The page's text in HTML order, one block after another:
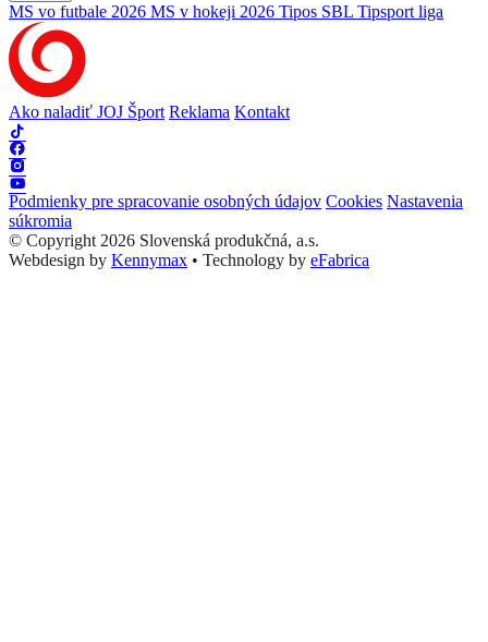
MS vo futbale 2026 MS v hokeji 2026 Tipos SBL Tipsport liga
Ako naladiť JOJ Šport Reklama Kontakt
Podmienky pre spracovanie osobných údajov Cookies Nastavenia
súkromia
© Copyright 2026 Slovenská produkčná, a.s.
Webdesign by Kennymax • Technology by eFabrica